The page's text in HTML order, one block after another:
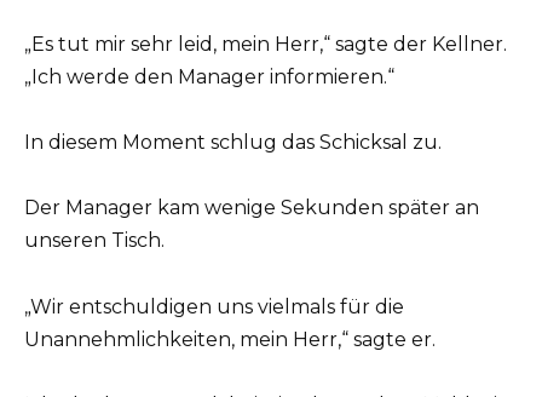
„Es tut mir sehr leid, mein Herr,“ sagte der Kellner.
„Ich werde den Manager informieren.“
In diesem Moment schlug das Schicksal zu.
Der Manager kam wenige Sekunden später an
unseren Tisch.
„Wir entschuldigen uns vielmals für die
Unannehmlichkeiten, mein Herr,“ sagte er.